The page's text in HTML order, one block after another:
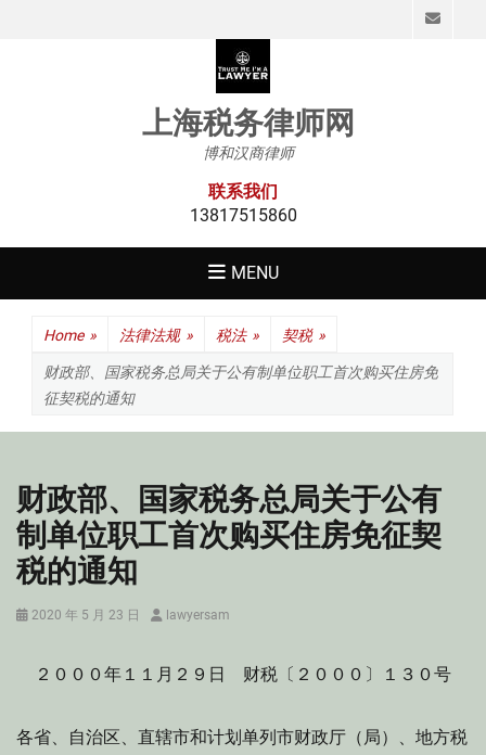
上海税务律师网
博和汉商律师
联系我们
13817515860
MENU
Home » 法律法规 » 税法 » 契税 »
财政部、国家税务总局关于公有制单位职工首次购买住房免
征契税的通知
财政部、国家税务总局关于公有
制单位职工首次购买住房免征契
税的通知
Posted
2020 年 5 月 23 日 Authorlawyersam
２０００年１１月２９日 财税〔２０００〕１３０号
各省、自治区、直辖市和计划单列市财政厅（局）、地方税